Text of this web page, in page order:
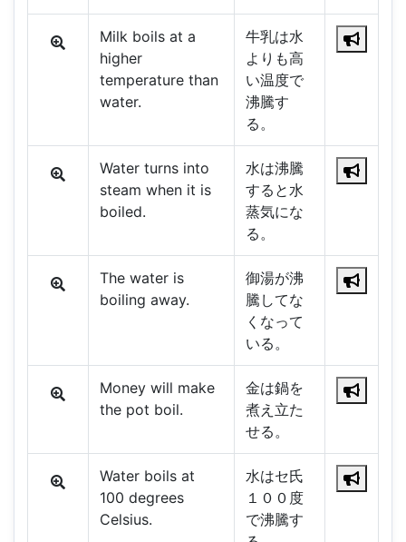
Milk boils at a
higher
temperature than
water.
牛乳は水
よりも高
い温度で
沸騰す
る。
Water turns into
steam when it is
boiled.
水は沸騰
すると水
蒸気にな
る。
The water is
boiling away.
御湯が沸
騰してな
くなって
いる。
Money will make
the pot boil.
金は鍋を
煮え立た
せる。
Water boils at
100 degrees
Celsius.
水はセ氏
１００度
で沸騰す